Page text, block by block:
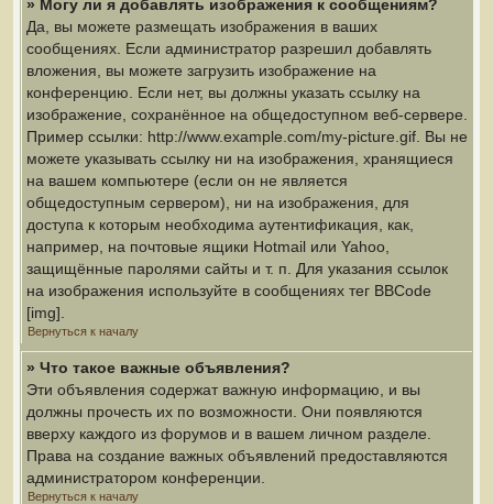
» Могу ли я добавлять изображения к сообщениям?
Да, вы можете размещать изображения в ваших
сообщениях. Если администратор разрешил добавлять
вложения, вы можете загрузить изображение на
конференцию. Если нет, вы должны указать ссылку на
изображение, сохранённое на общедоступном веб-сервере.
Пример ссылки: http://www.example.com/my-picture.gif. Вы не
можете указывать ссылку ни на изображения, хранящиеся
на вашем компьютере (если он не является
общедоступным сервером), ни на изображения, для
доступа к которым необходима аутентификация, как,
например, на почтовые ящики Hotmail или Yahoo,
защищённые паролями сайты и т. п. Для указания ссылок
на изображения используйте в сообщениях тег BBCode
[img].
Вернуться к началу
» Что такое важные объявления?
Эти объявления содержат важную информацию, и вы
должны прочесть их по возможности. Они появляются
вверху каждого из форумов и в вашем личном разделе.
Права на создание важных объявлений предоставляются
администратором конференции.
Вернуться к началу